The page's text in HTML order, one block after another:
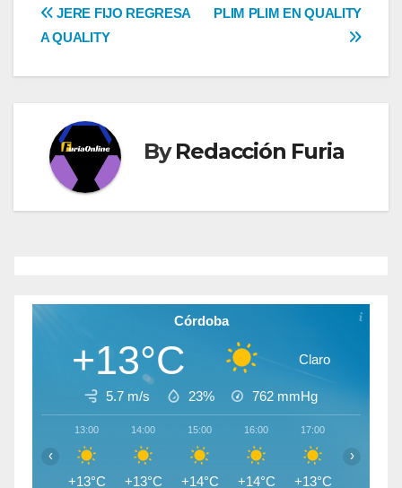
Navegación
de
PLIM PLIM EN QUALITY
JERE FIJO REGRESA
A QUALITY
ByRedacción Furia
Córdoba
+13°C Claro
5.7 m/s 23% 762 mmHg
13:00
+13°C
14:00
+13°C
15:00
+14°C
16:00
+14°C
17:00
+13°C
‹ ›